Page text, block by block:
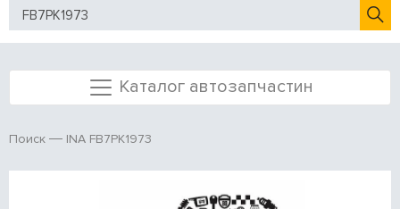
Каталог автозапчастин
Поиск INA FB7PK1973